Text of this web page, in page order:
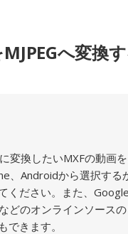
へ変換
変換したいMXFの動画
、Androidから選択する
ください。また、
どのオンラインソース
できます。